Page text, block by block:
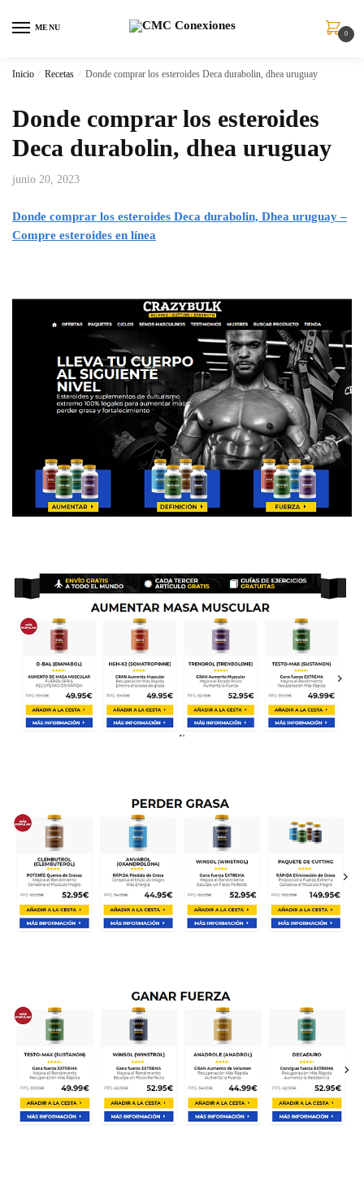
MENU
0
Inicio / Recetas / Donde comprar los esteroides Deca durabolin, dhea uruguay
Donde comprar los esteroides
Deca durabolin, dhea uruguay
junio 20, 2023
Donde comprar los esteroides Deca durabolin, Dhea uruguay –
Compre esteroides en línea